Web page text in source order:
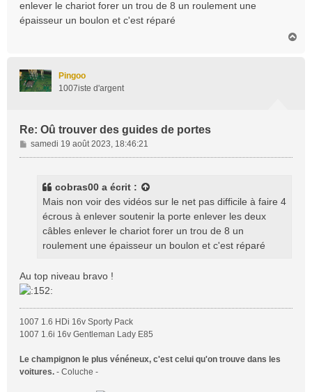
g
e
enlever le chariot forer un trou de 8 un roulement une
épaisseur un boulon et c'est réparé
Pingoo
1007iste d'argent
Re: Oû trouver des guides de portes
M
e
samedi 19 août 2023, 18:46:21
cobras00 a écrit :
Mais non voir des vidéos sur le net pas difficile à faire 4
écrous à enlever soutenir la porte enlever les deux
câbles enlever le chariot forer un trou de 8 un
roulement une épaisseur un boulon et c'est réparé
Au top niveau bravo !
1007 1.6 HDi 16v Sporty Pack
1007 1.6i 16v Gentleman Lady E85
Le champignon le plus vénéneux, c'est celui qu'on trouve dans les
voitures. - Coluche -